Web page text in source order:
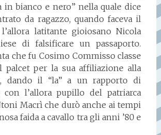
in bianco e nero” nella quale dice
da ragazzo, quando faceva il
latitante gioiosano Nicola
di falsificare un passaporto.
che fu Cosimo Commisso classe
palcet per la sua affiliazione alla
dando il “la” a un rapporto di
con l’allora pupillo del patriarca
Macrì che durò anche ai tempi
faida a cavallo tra gli anni ’80 e